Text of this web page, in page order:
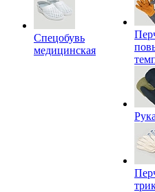
Спецобувь
медицинская